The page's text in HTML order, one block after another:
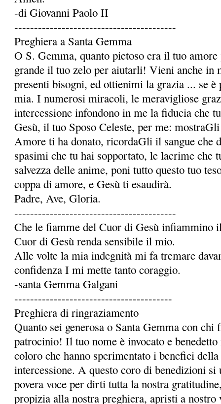
-di Giovanni Paolo II
-----------------------------------------
Preghiera a Santa Gemma
O S. Gemma, quanto pietoso era il tuo
grande il tuo zelo per aiutarli! Vieni anche in
presenti bisogni, ed ottienimi la grazia ... se
mia. I numerosi miracoli, le meravigliose
intercessione infondono in me la fidu­cia che
Gesù, il tuo Sposo Celeste, per me:
Amore ti ha donato, ricordaGli il sangue che
spasimi che tu hai sopportato, le lacrime che
salvezza delle anime, poni tutto questo tuo
coppa di amore, e Gesù ti esaudirà.
Padre, Ave, Gloria.
-----------------------------------------
Che le fiamme del Cuor di Gesù infiammino
Cuor di Gesù renda sensibile il mio.
Alle volte la mia indegnità mi fa tremare
confidenza I mi mette tanto coraggio.
-santa Gemma Galgani
----------------------------------------
Preghiera di ringraziamento
Quanto sei generosa o Santa Gemma con
patrocinio! Il tuo nome è invocato e
coloro che hanno sperimentato i benefici
intercessione. A questo coro di benedizioni si
povera voce per dirti tutta la nostra
propizia alla nostra preghiera, apristi a nostro